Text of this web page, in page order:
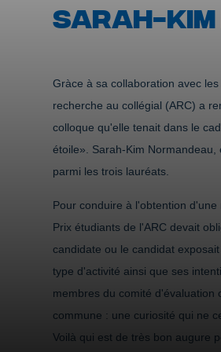
SARAH-KIM
Gràce à sa collaboration avec
recherche au collégial (ARC) a
colloque qu'elle tenait dans le
étoile». Sarah-Kim
parmi les trois lauréats.
Pour conduire à l'obtention
Prix étudiants de l'ARC devait
candidate ou le candidat
type d'activité ainsi que ses
membres du comité
commune : une curiosité qui ne
Voilà qui est de très bon augure